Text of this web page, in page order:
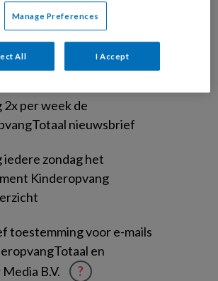
2x per week de
nieuwsbrief
iedere zondag het
Kinderopvang
toestemming voor e-mails
en
B.V.
?
Manage Preferences
All I Accept